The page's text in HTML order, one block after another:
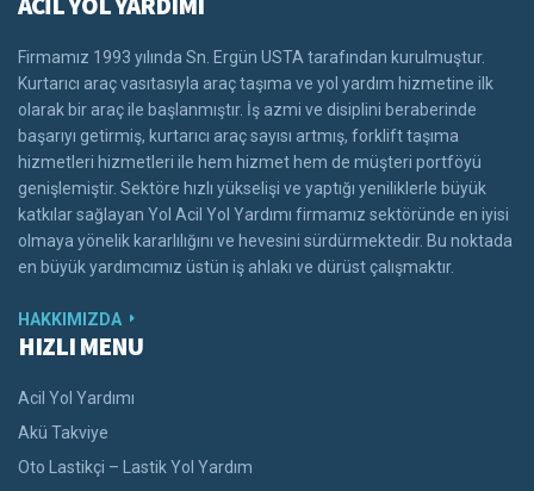
Firmamız 1993 yılında Sn. Ergün USTA tarafından kurulmuştur.
Kurtarıcı araç vasıtasıyla araç taşıma ve yol yardım hizmetine ilk
olarak bir araç ile başlanmıştır. İş azmi ve disiplini beraberinde
başarıyı getirmiş, kurtarıcı araç sayısı artmış, forklift taşıma
hizmetleri hizmetleri ile hem hizmet hem de müşteri portföyü
genişlemiştir. Sektöre hızlı yükselişi ve yaptığı yeniliklerle büyük
katkılar sağlayan Yol Acil Yol Yardımı firmamız sektöründe en iyisi
olmaya yönelik kararlılığını ve hevesini sürdürmektedir. Bu noktada
en büyük yardımcımız üstün iş ahlakı ve dürüst çalışmaktır.
HAKKIMIZDA
HIZLI MENU
Acil Yol Yardımı
Akü Takviye
Oto Lastikçi – Lastik Yol Yardım